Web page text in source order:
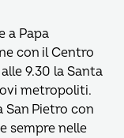
a Papa
con il Centro
9.30 la Santa
metropoliti.
San Pietro con
sempre nelle